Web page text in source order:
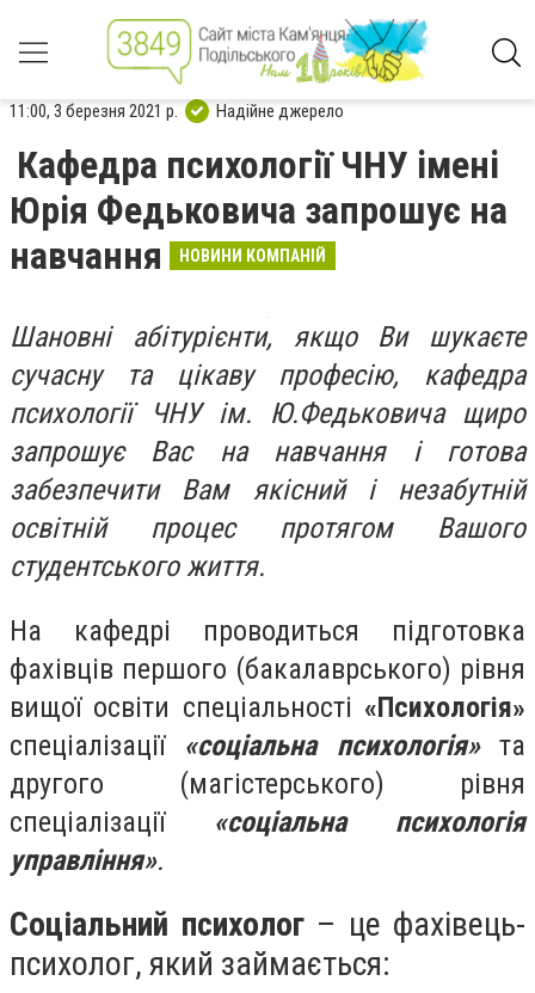
11:00, 3 березня 2021 р. Надійне джерело
Кафедра психології ЧНУ імені
Юрія Федьковича запрошує на
навчання
НОВИНИ КОМПАНІЙ
Шановні абітурієнти, якщо Ви шукаєте
сучасну та цікаву професію, кафедра
психології ЧНУ ім. Ю.Федьковича щиро
запрошує Вас на навчання і готова
забезпечити Вам якісний і незабутній
освітній процес протягом Вашого
студентського життя.
На кафедрі проводиться підготовка
фахівців першого (бакалаврського) рівня
вищої освіти спеціальності «Психологія»
спеціалізації«соціальна психологія»та
другого (магістерського) рівня
спеціалізації «соціальна психологія
управління».
Соціальний психолог– це фахівець-
психолог, який займається: